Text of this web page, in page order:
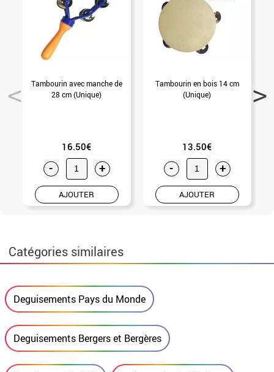
Tambourin avec manche de
28 cm (Unique)
16.50€
- +
AJOUTER
Tambourin en bois 14 cm
(Unique)
13.50€
- +
AJOUTER
Catégories similaires
Deguisements Pays du Monde
Deguisements Bergers et Bergères